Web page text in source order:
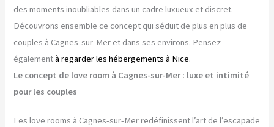
des moments inoubliables dans un cadre luxueux et discret.
Découvrons ensemble ce concept qui séduit de plus en plus de
couples à Cagnes-sur-Mer et dans ses environs. Pensez
égalementà regarder les hébergements à Nice.
Le concept de love room à Cagnes-sur-Mer : luxe et intimité
pour les couples
Les love rooms à Cagnes-sur-Mer redéfinissent l’art de l’escapade